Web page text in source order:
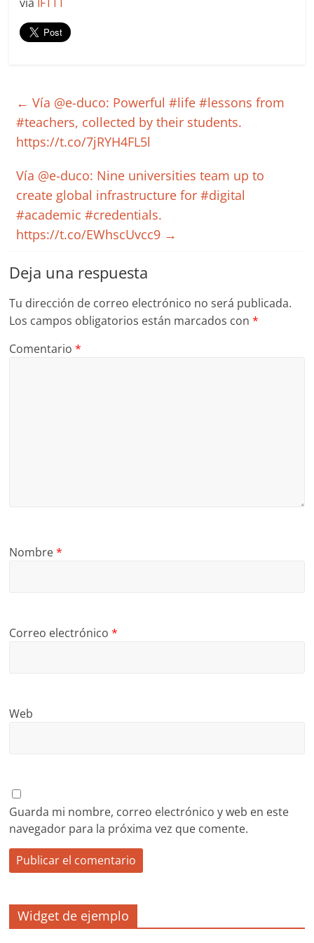
← Vía @e-duco: Powerful #life #lessons from
#teachers, collected by their students.
https://t.co/7jRYH4FL5l
Vía @e-duco: Nine universities team up to
create global infrastructure for #digital
#academic #credentials.
https://t.co/EWhscUvcc9 →
Deja una respuesta
Tu dirección de correo electrónico no será publicada.
Los campos obligatorios están marcados con*
Comentario*
Nombre*
Correo electrónico*
Web
Guarda mi nombre, correo electrónico y web en este
navegador para la próxima vez que comente.
Widget de ejemplo